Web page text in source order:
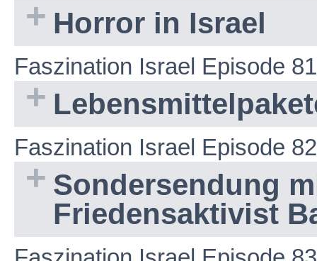
Horror in Israel
Faszination Israel Episode 81
Faszination Israel Episode 82
Sondersendung
Friedensaktivist